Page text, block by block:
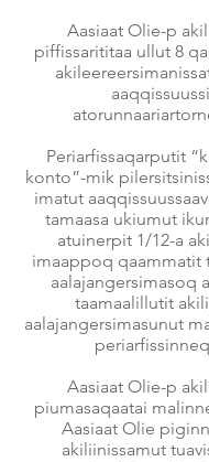
Aasiaat Olie-p
piffissarititaa ullut 8
Periarfissaqarputit
konto”-mik
imatut
tamaasa ukiumut
atuinerpit 1/12-a
imaappoq qaammatit
aalajangersimasoq
taamaalillutit
aalajangersimasunut
Aasiaat Olie-p
piumasaqaatai
Aasiaat Olie
akiliinissamut